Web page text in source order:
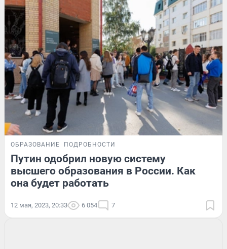
ОБРАЗОВАНИЕ ПОДРОБНОСТИ
Путин одобрил новую систему
высшего образования в России. Как
она будет работать
12 мая, 2023, 20:33 6 054 7